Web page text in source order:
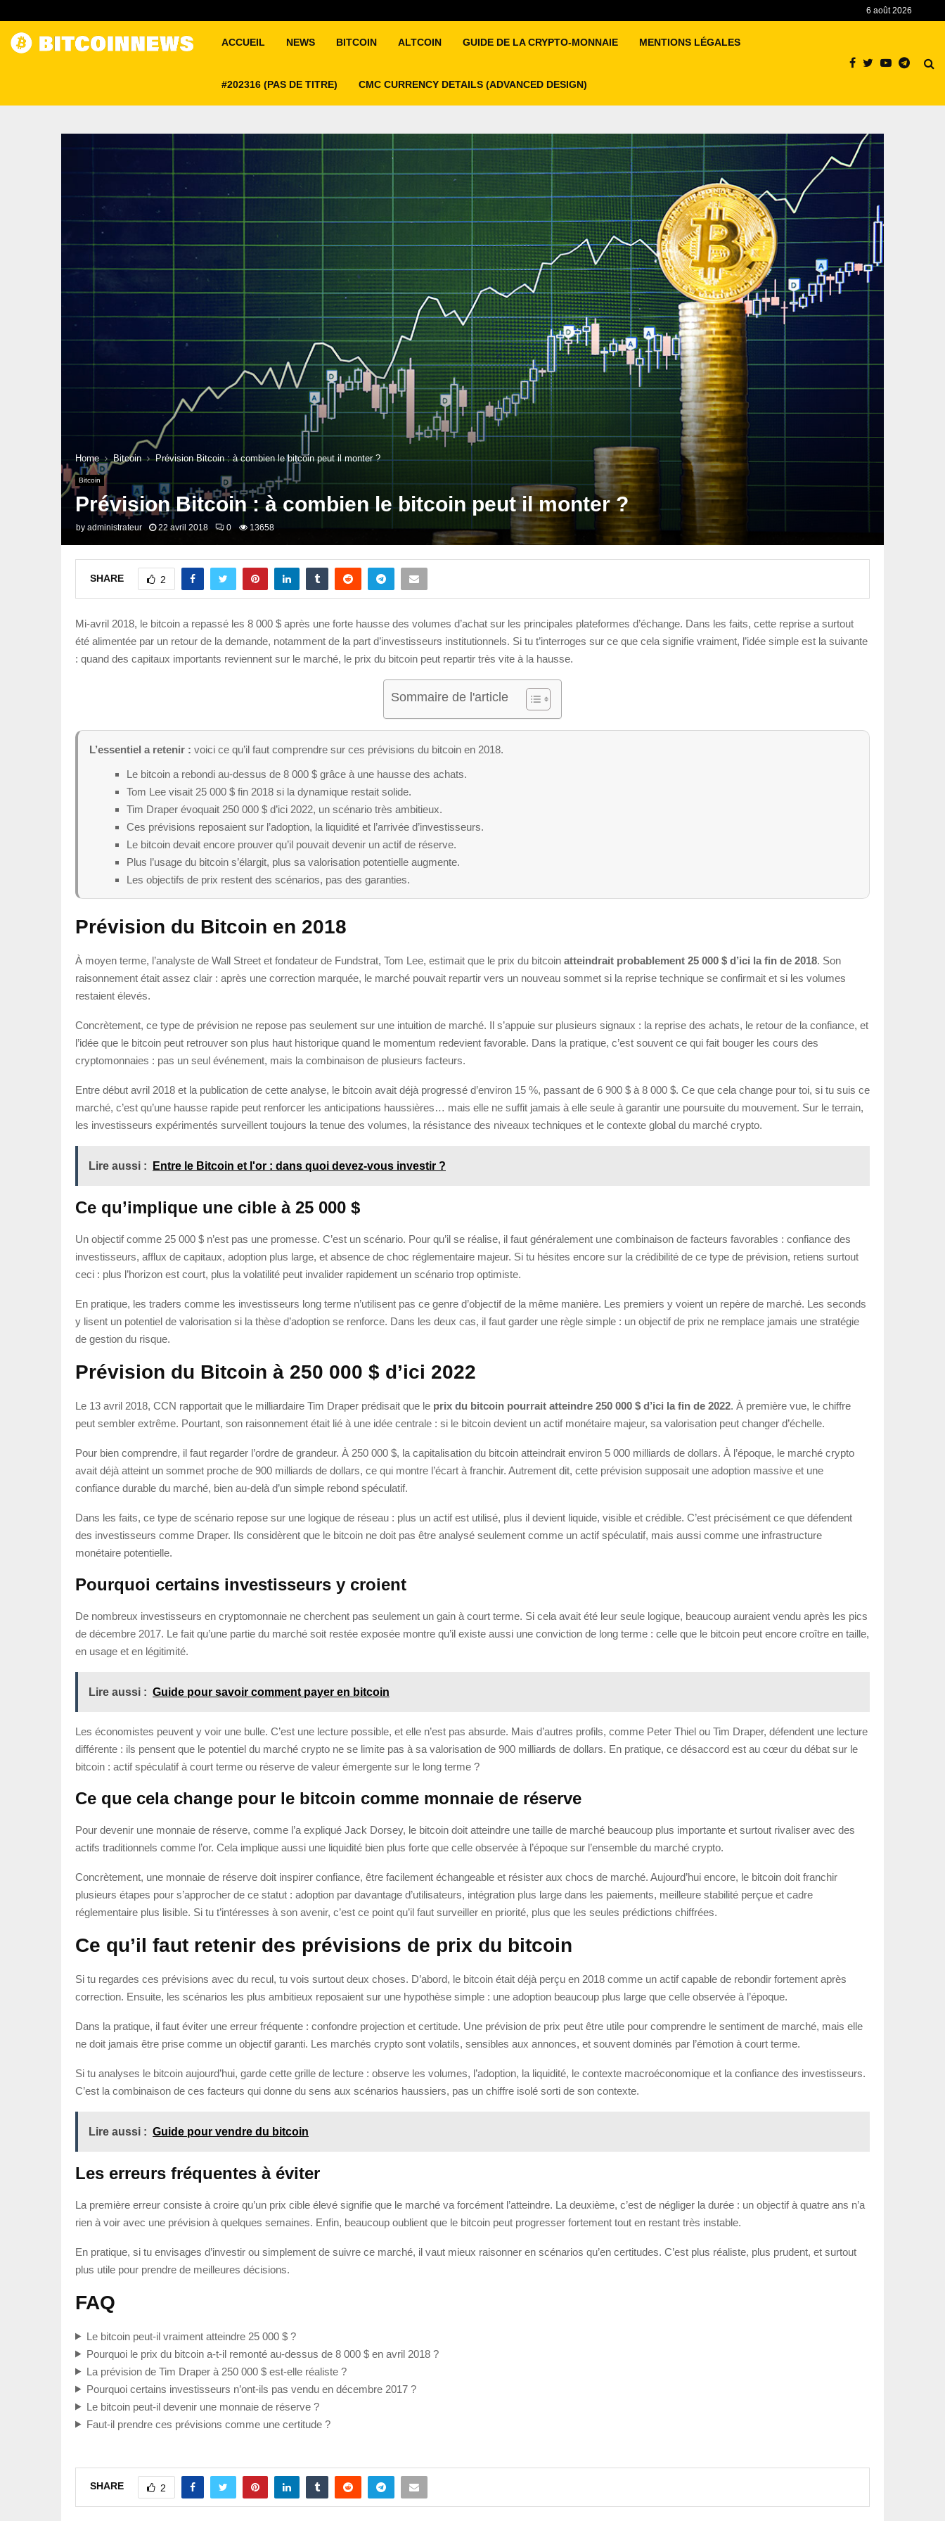
6 août 2026
ACCUEIL NEWS BITCOIN ALTCOIN GUIDE DE LA CRYPTO-MONNAIE MENTIONS LÉGALES
#202316 (PAS DE TITRE) CMC CURRENCY DETAILS (ADVANCED DESIGN)
Home Bitcoin Prévision Bitcoin : à combien le bitcoin peut il monter ?
Bitcoin
Prévision Bitcoin : à combien le bitcoin peut il monter ?
by administrateur 22 avril 2018 0 13658
SHARE 2
Mi-avril 2018, le bitcoin a repassé les 8 000 $ après une forte hausse des volumes d’achat sur les principales plateformes d’échange. Dans les faits, cette reprise a surtout
été alimentée par un retour de la demande, notamment de la part d’investisseurs institutionnels. Si tu t’interroges sur ce que cela signifie vraiment, l’idée simple est la suivante
: quand des capitaux importants reviennent sur le marché, le prix du bitcoin peut repartir très vite à la hausse.
Sommaire de l'article
L’essentiel a retenir : voici ce qu’il faut comprendre sur ces prévisions du bitcoin en 2018.
Le bitcoin a rebondi au-dessus de 8 000 $ grâce à une hausse des achats.
Tom Lee visait 25 000 $ fin 2018 si la dynamique restait solide.
Tim Draper évoquait 250 000 $ d’ici 2022, un scénario très ambitieux.
Ces prévisions reposaient sur l’adoption, la liquidité et l’arrivée d’investisseurs.
Le bitcoin devait encore prouver qu’il pouvait devenir un actif de réserve.
Plus l’usage du bitcoin s’élargit, plus sa valorisation potentielle augmente.
Les objectifs de prix restent des scénarios, pas des garanties.
Prévision du Bitcoin en 2018
À moyen terme, l’analyste de Wall Street et fondateur de Fundstrat, Tom Lee, estimait que le prix du bitcoin atteindrait probablement 25 000 $ d’ici la fin de 2018. Son
raisonnement était assez clair : après une correction marquée, le marché pouvait repartir vers un nouveau sommet si la reprise technique se confirmait et si les volumes
restaient élevés.
Concrètement, ce type de prévision ne repose pas seulement sur une intuition de marché. Il s’appuie sur plusieurs signaux : la reprise des achats, le retour de la confiance, et
l’idée que le bitcoin peut retrouver son plus haut historique quand le momentum redevient favorable. Dans la pratique, c’est souvent ce qui fait bouger les cours des
cryptomonnaies : pas un seul événement, mais la combinaison de plusieurs facteurs.
Entre début avril 2018 et la publication de cette analyse, le bitcoin avait déjà progressé d’environ 15 %, passant de 6 900 $ à 8 000 $. Ce que cela change pour toi, si tu suis ce
marché, c’est qu’une hausse rapide peut renforcer les anticipations haussières… mais elle ne suffit jamais à elle seule à garantir une poursuite du mouvement. Sur le terrain,
les investisseurs expérimentés surveillent toujours la tenue des volumes, la résistance des niveaux techniques et le contexte global du marché crypto.
Lire aussi : Entre le Bitcoin et l'or : dans quoi devez-vous investir ?
Ce qu’implique une cible à 25 000 $
Un objectif comme 25 000 $ n’est pas une promesse. C’est un scénario. Pour qu’il se réalise, il faut généralement une combinaison de facteurs favorables : confiance des
investisseurs, afflux de capitaux, adoption plus large, et absence de choc réglementaire majeur. Si tu hésites encore sur la crédibilité de ce type de prévision, retiens surtout
ceci : plus l’horizon est court, plus la volatilité peut invalider rapidement un scénario trop optimiste.
En pratique, les traders comme les investisseurs long terme n’utilisent pas ce genre d’objectif de la même manière. Les premiers y voient un repère de marché. Les seconds
y lisent un potentiel de valorisation si la thèse d’adoption se renforce. Dans les deux cas, il faut garder une règle simple : un objectif de prix ne remplace jamais une stratégie
de gestion du risque.
Prévision du Bitcoin à 250 000 $ d’ici 2022
Le 13 avril 2018, CCN rapportait que le milliardaire Tim Draper prédisait que le prix du bitcoin pourrait atteindre 250 000 $ d’ici la fin de 2022. À première vue, le chiffre
peut sembler extrême. Pourtant, son raisonnement était lié à une idée centrale : si le bitcoin devient un actif monétaire majeur, sa valorisation peut changer d’échelle.
Pour bien comprendre, il faut regarder l’ordre de grandeur. À 250 000 $, la capitalisation du bitcoin atteindrait environ 5 000 milliards de dollars. À l’époque, le marché crypto
avait déjà atteint un sommet proche de 900 milliards de dollars, ce qui montre l’écart à franchir. Autrement dit, cette prévision supposait une adoption massive et une
confiance durable du marché, bien au-delà d’un simple rebond spéculatif.
Dans les faits, ce type de scénario repose sur une logique de réseau : plus un actif est utilisé, plus il devient liquide, visible et crédible. C’est précisément ce que défendent
des investisseurs comme Draper. Ils considèrent que le bitcoin ne doit pas être analysé seulement comme un actif spéculatif, mais aussi comme une infrastructure
monétaire potentielle.
Pourquoi certains investisseurs y croient
De nombreux investisseurs en cryptomonnaie ne cherchent pas seulement un gain à court terme. Si cela avait été leur seule logique, beaucoup auraient vendu après les pics
de décembre 2017. Le fait qu’une partie du marché soit restée exposée montre qu’il existe aussi une conviction de long terme : celle que le bitcoin peut encore croître en taille,
en usage et en légitimité.
Lire aussi : Guide pour savoir comment payer en bitcoin
Les économistes peuvent y voir une bulle. C’est une lecture possible, et elle n’est pas absurde. Mais d’autres profils, comme Peter Thiel ou Tim Draper, défendent une lecture
différente : ils pensent que le potentiel du marché crypto ne se limite pas à sa valorisation de 900 milliards de dollars. En pratique, ce désaccord est au cœur du débat sur le
bitcoin : actif spéculatif à court terme ou réserve de valeur émergente sur le long terme ?
Ce que cela change pour le bitcoin comme monnaie de réserve
Pour devenir une monnaie de réserve, comme l’a expliqué Jack Dorsey, le bitcoin doit atteindre une taille de marché beaucoup plus importante et surtout rivaliser avec des
actifs traditionnels comme l’or. Cela implique aussi une liquidité bien plus forte que celle observée à l’époque sur l’ensemble du marché crypto.
Concrètement, une monnaie de réserve doit inspirer confiance, être facilement échangeable et résister aux chocs de marché. Aujourd’hui encore, le bitcoin doit franchir
plusieurs étapes pour s’approcher de ce statut : adoption par davantage d’utilisateurs, intégration plus large dans les paiements, meilleure stabilité perçue et cadre
réglementaire plus lisible. Si tu t’intéresses à son avenir, c’est ce point qu’il faut surveiller en priorité, plus que les seules prédictions chiffrées.
Ce qu’il faut retenir des prévisions de prix du bitcoin
Si tu regardes ces prévisions avec du recul, tu vois surtout deux choses. D’abord, le bitcoin était déjà perçu en 2018 comme un actif capable de rebondir fortement après
correction. Ensuite, les scénarios les plus ambitieux reposaient sur une hypothèse simple : une adoption beaucoup plus large que celle observée à l’époque.
Dans la pratique, il faut éviter une erreur fréquente : confondre projection et certitude. Une prévision de prix peut être utile pour comprendre le sentiment de marché, mais elle
ne doit jamais être prise comme un objectif garanti. Les marchés crypto sont volatils, sensibles aux annonces, et souvent dominés par l’émotion à court terme.
Si tu analyses le bitcoin aujourd’hui, garde cette grille de lecture : observe les volumes, l’adoption, la liquidité, le contexte macroéconomique et la confiance des investisseurs.
C’est la combinaison de ces facteurs qui donne du sens aux scénarios haussiers, pas un chiffre isolé sorti de son contexte.
Lire aussi : Guide pour vendre du bitcoin
Les erreurs fréquentes à éviter
La première erreur consiste à croire qu’un prix cible élevé signifie que le marché va forcément l’atteindre. La deuxième, c’est de négliger la durée : un objectif à quatre ans n’a
rien à voir avec une prévision à quelques semaines. Enfin, beaucoup oublient que le bitcoin peut progresser fortement tout en restant très instable.
En pratique, si tu envisages d’investir ou simplement de suivre ce marché, il vaut mieux raisonner en scénarios qu’en certitudes. C’est plus réaliste, plus prudent, et surtout
plus utile pour prendre de meilleures décisions.
FAQ
Le bitcoin peut-il vraiment atteindre 25 000 $ ?
Pourquoi le prix du bitcoin a-t-il remonté au-dessus de 8 000 $ en avril 2018 ?
La prévision de Tim Draper à 250 000 $ est-elle réaliste ?
Pourquoi certains investisseurs n’ont-ils pas vendu en décembre 2017 ?
Le bitcoin peut-il devenir une monnaie de réserve ?
Faut-il prendre ces prévisions comme une certitude ?
SHARE 2